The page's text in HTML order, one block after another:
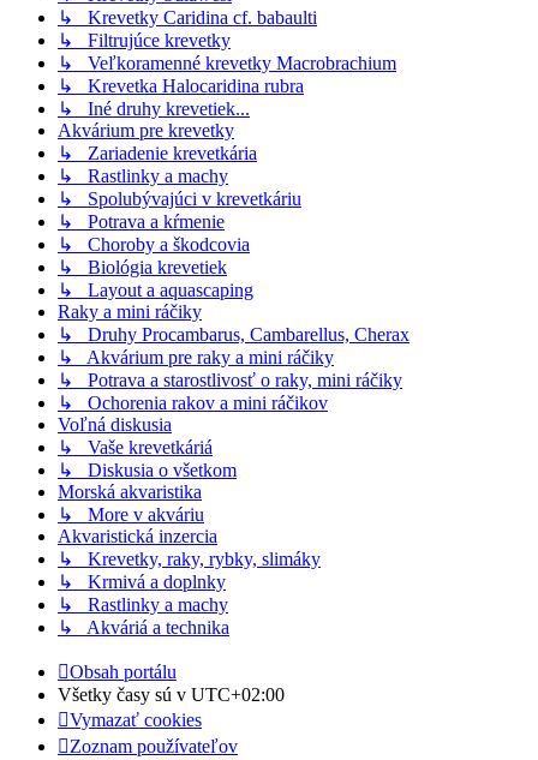
↳ Krevetky Caridina cf. babaulti
↳ Filtrujúce krevetky
↳ Veľkoramenné krevetky Macrobrachium
↳ Krevetka Halocaridina rubra
↳ Iné druhy krevetiek...
Akvárium pre krevetky
↳ Zariadenie krevetkária
↳ Rastlinky a machy
↳ Spolubývajúci v krevetkáriu
↳ Potrava a kŕmenie
↳ Choroby a škodcovia
↳ Biológia krevetiek
↳ Layout a aquascaping
Raky a mini ráčiky
↳ Druhy Procambarus, Cambarellus, Cherax
↳ Akvárium pre raky a mini ráčiky
↳ Potrava a starostlivosť o raky, mini ráčiky
↳ Ochorenia rakov a mini ráčikov
Voľná diskusia
↳ Vaše krevetkáriá
↳ Diskusia o všetkom
Morská akvaristika
↳ More v akváriu
Akvaristická inzercia
↳ Krevetky, raky, rybky, slimáky
↳ Krmivá a doplnky
↳ Rastlinky a machy
↳ Akváriá a technika
Obsah portálu
Všetky časy sú v UTC+02:00
Vymazať cookies
Zoznam používateľov